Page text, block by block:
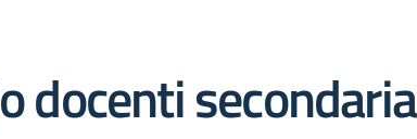
docenti secondaria